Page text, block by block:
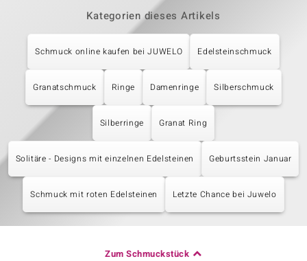
Kategorien dieses Artikels
Schmuck online kaufen bei JUWELO Edelsteinschmuck
Granatschmuck Ringe Damenringe Silberschmuck
Silberringe Granat Ring
Solitäre - Designs mit einzelnen Edelsteinen Geburtsstein Januar
Schmuck mit roten Edelsteinen Letzte Chance bei Juwelo
Zum Schmuckstück